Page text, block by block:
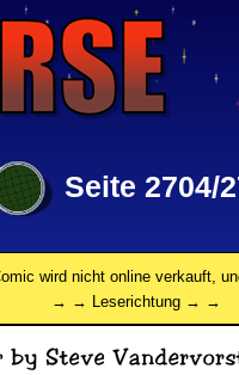
Seite 2704/
wird nicht online verkauft,
→ → Leserichtung → →